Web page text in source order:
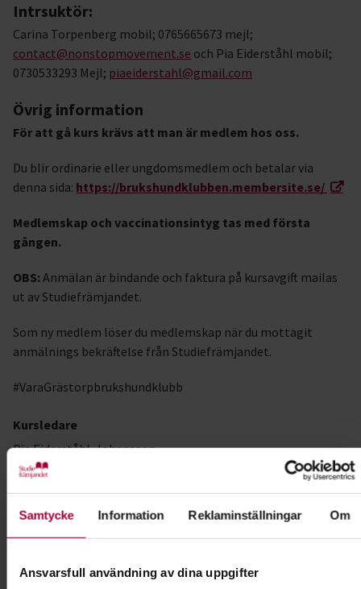
Samtycke Information Reklaminställningar Om
Ansvarsfull användning av dina uppgifter
Intrsuktör:
Carina Torpenberg mobil; 0765665673 mejl;
contact@nonstopmovement.se och Pia Eiderståhl mobil;
0730533293 Mejl; piaeiderstahl@gmail.com
Övrig information
För att gå kurs krävs att man är medlem hos oss.
Du blir ordinarie eller ungdomsmedlem och betalar via
denna sida: https://brukshundklubben.membersite.se/
Medlemskap och vaccinationsintyg tas med första
gången.
OBS: Anmälan är bindande och faktura på kursavgift mailas
ut av Studiefrämjandet.
Som ny medlem löser du medlemskap när du mottagit
anmälnings bekräftelse från Studiefrämjandet.
#VaraGrästorpbrukshundklubb
Kursledare
Pia Eiderståhl-Johansson
I samarbete med
Vara-Grästorp Brukshundklubb
Kontakt